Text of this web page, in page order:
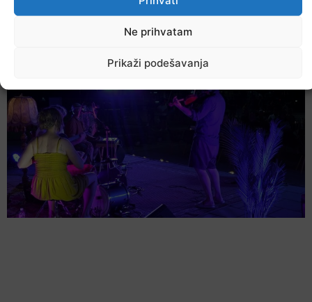
Ne prihvatam
Prikaži podešavanja
U TK povećan broj požara